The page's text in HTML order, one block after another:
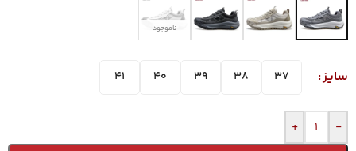
ناموجود
سایز 37
38
39
40
41
-
+